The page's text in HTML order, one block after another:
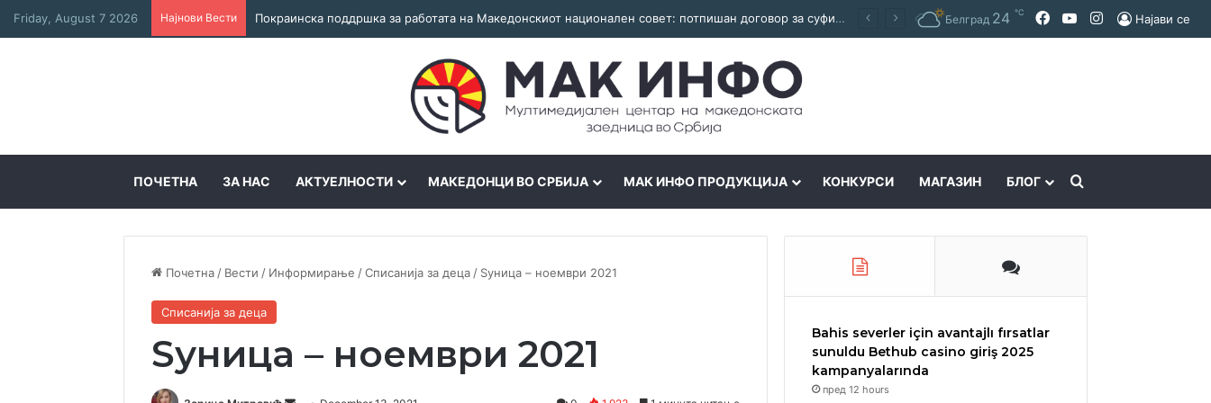
Friday, August 7 2026 Најнови Вести Покраинска поддршка за работата на Македонскиот национален совет: потпишан договор за суфинансирање на активностите Белград 24 ℃ Facebook
YouTubeInstagram
Најави се
ПОЧЕТНА ЗА НАС АКТУЕЛНОСТИ МАКЕДОНЦИ ВО СРБИЈА МАК ИНФО ПРОДУКЦИЈА КОНКУРСИ МАГАЗИН БЛОГ
Почетна / Вести / Информирање /Списанијa за деца / Ѕуница – ноември 2021
Списанијa за деца
Ѕуница – ноември 2021
Bahis severler için avantajlı fırsatlar
sunuldu Bethub casino giriş 2025
kampanyalarında
пред 12 hours